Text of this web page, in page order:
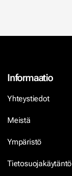
Informaatio
Yhteystiedot
Meistä
Ympäristö
Tietosuojakäytäntö